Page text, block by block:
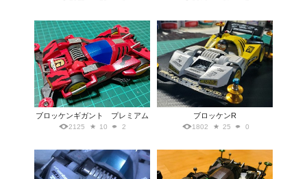
ブロッケンギガント プレミアム
2125 10 2
ブロッケンR
1802 25 0